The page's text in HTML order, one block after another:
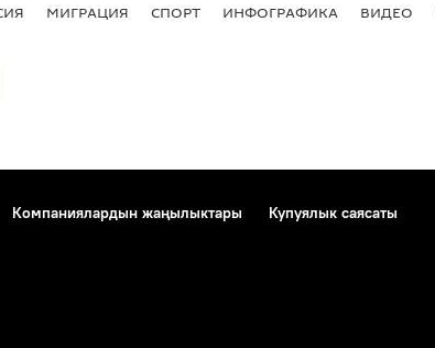
МИГРАЦИЯ СПОРТ ИНФОГРАФИКА ВИДЕО
Компаниялардын жаңылыктары
Купуялык саясаты